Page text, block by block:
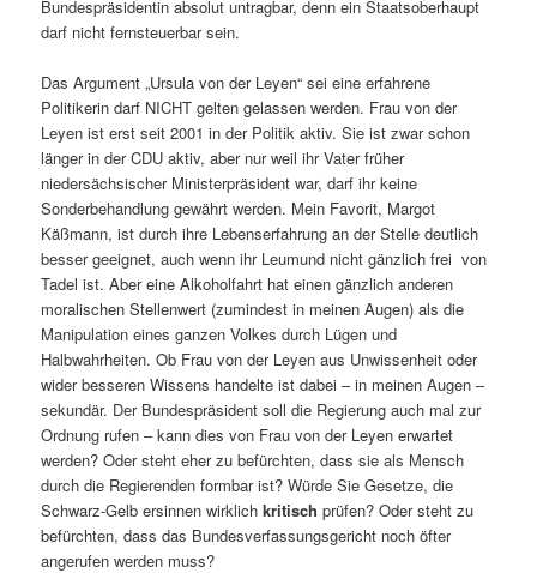
Bundespräsidentin absolut untragbar, denn ein Staatsoberhaupt
darf nicht fernsteuerbar sein.
Das Argument „Ursula von der Leyen“ sei eine erfahrene
Politikerin darf NICHT gelten gelassen werden. Frau von der
Leyen ist erst seit 2001 in der Politik aktiv. Sie ist zwar schon
länger in der CDU aktiv, aber nur weil ihr Vater früher
niedersächsischer Ministerpräsident war, darf ihr keine
Sonderbehandlung gewährt werden. Mein Favorit, Margot
Käßmann, ist durch ihre Lebenserfahrung an der Stelle deutlich
besser geeignet, auch wenn ihr Leumund nicht gänzlich frei von
Tadel ist. Aber eine Alkoholfahrt hat einen gänzlich anderen
moralischen Stellenwert (zumindest in meinen Augen) als die
Manipulation eines ganzen Volkes durch Lügen und
Halbwahrheiten. Ob Frau von der Leyen aus Unwissenheit oder
wider besseren Wissens handelte ist dabei – in meinen Augen –
sekundär. Der Bundespräsident soll die Regierung auch mal zur
Ordnung rufen – kann dies von Frau von der Leyen erwartet
werden? Oder steht eher zu befürchten, dass sie als Mensch
durch die Regierenden formbar ist? Würde Sie Gesetze, die
Schwarz-Gelb ersinnen wirklichkritisch prüfen? Oder steht zu
befürchten, dass das Bundesverfassungsgericht noch öfter
angerufen werden muss?